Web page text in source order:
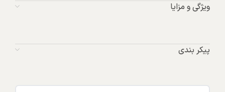
ویژگی و مزایا
پیکر بندی